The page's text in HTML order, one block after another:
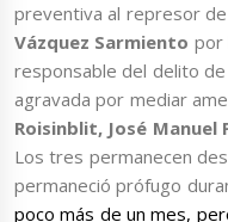
preventiva al represor
Vázquez Sarmiento por
responsable del delito de
agravada por mediar
Roisinblit, José Manuel
Los tres permanecen
permaneció prófugo
poco más de un mes,